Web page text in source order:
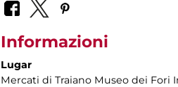
Informazioni
Lugar
Mercati di Traiano Museo dei Fori